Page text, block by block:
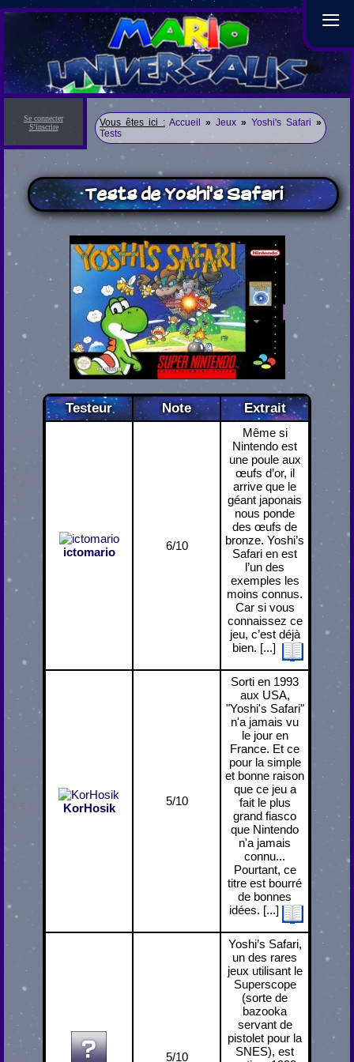
≡
Se connecter
S'inscrire
Vous êtes ici : Accueil » Jeux » Yoshi's Safari »
Tests
Tests de Yoshi's Safari
Testeur Note Extrait
ictomario 6/10
Même si
Nintendo est
une poule aux
œufs d’or, il
arrive que le
géant japonais
nous ponde
des œufs de
bronze. Yoshi’s
Safari en est
l’un des
exemples les
moins connus.
Car si vous
connaissez ce
jeu, c’est déjà
bien. [...]
KorHosik
5/10
Sorti en 1993
aux USA,
"Yoshi's Safari"
n'a jamais vu
le jour en
France. Et ce
pour la simple
et bonne raison
que ce jeu a
fait le plus
grand fiasco
que Nintendo
n'a jamais
connu...
Pourtant, ce
titre est bourré
de bonnes
idées. [...]
5/10
Yoshi’s Safari,
un des rares
jeux utilisant le
Superscope
(sorte de
bazooka
servant de
pistolet pour la
SNES), est